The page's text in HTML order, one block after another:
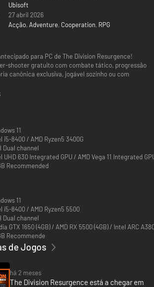
Ubisoft
27 abril 2026
Acção, Adventure, Cooperation, RPG
para PC de The Division Resurgence!
shooter gratuito com combate tático, progressão
canônica exclusiva, jogável sozinho ou com
11
i5-8400 / AMD Ryzen5 3400G
Dual channel
UHD 630 Integrated GPU / AMD Vega 11 Integrated
Recommended
11
i5-8400 / AMD Ryzen5 5500
Dual channel
GTX 1650 (4GB) / AMD RX 5500 (4GB) / Intel ARC
Recommende
de Jogos
há 2 meses
The Division Resurgence está a chegar em